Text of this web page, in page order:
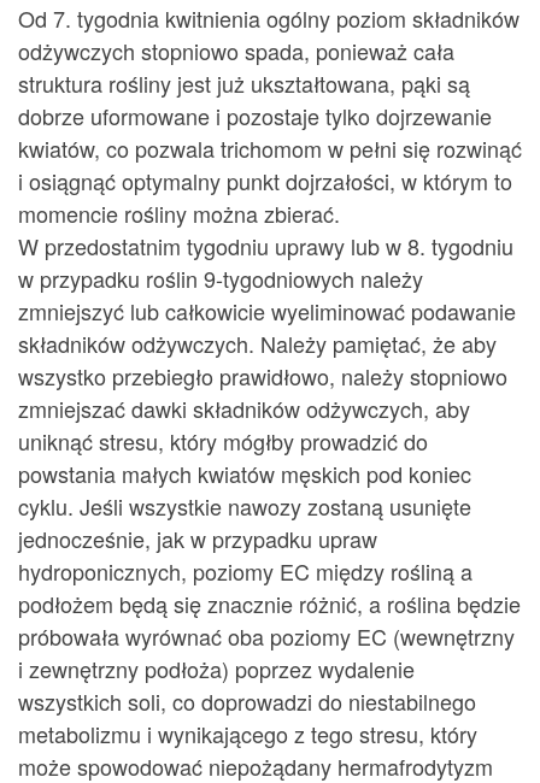
Od 7. tygodnia kwitnienia ogólny poziom składników
odżywczych stopniowo spada, ponieważ cała
struktura rośliny jest już ukształtowana, pąki są
dobrze uformowane i pozostaje tylko dojrzewanie
kwiatów, co pozwala trichomom w pełni się rozwinąć
i osiągnąć optymalny punkt dojrzałości, w którym to
momencie rośliny można zbierać.
W przedostatnim tygodniu uprawy lub w 8. tygodniu
w przypadku roślin 9-tygodniowych należy
zmniejszyć lub całkowicie wyeliminować podawanie
składników odżywczych. Należy pamiętać, że aby
wszystko przebiegło prawidłowo, należy stopniowo
zmniejszać dawki składników odżywczych, aby
uniknąć stresu, który mógłby prowadzić do
powstania małych kwiatów męskich pod koniec
cyklu. Jeśli wszystkie nawozy zostaną usunięte
jednocześnie, jak w przypadku upraw
hydroponicznych, poziomy EC między rośliną a
podłożem będą się znacznie różnić, a roślina będzie
próbowała wyrównać oba poziomy EC (wewnętrzny
i zewnętrzny podłoża) poprzez wydalenie
wszystkich soli, co doprowadzi do niestabilnego
metabolizmu i wynikającego z tego stresu, który
może spowodować niepożądany hermafrodytyzm